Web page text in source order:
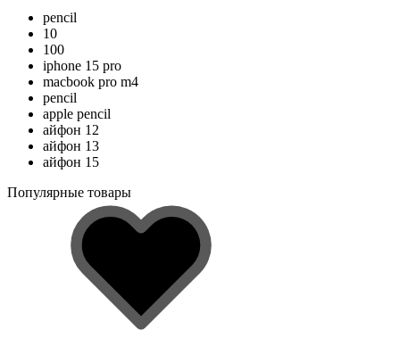
pencil
10
100
iphone 15 pro
macbook pro m4
pencil
apple pencil
айфон 12
айфон 13
айфон 15
Популярные товары